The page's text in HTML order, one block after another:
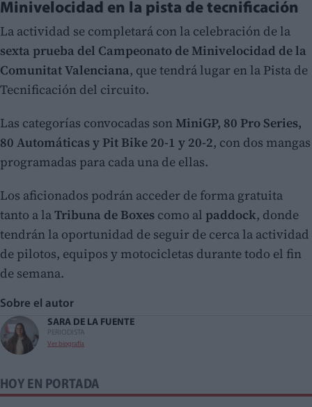
Minivelocidad en la pista de tecnificación
La actividad se completará con la celebración de la
sexta prueba del Campeonato de Minivelocidad de la
Comunitat Valenciana, que tendrá lugar en la Pista de
Tecnificación del circuito.
Las categorías convocadas sonMiniGP, 80 Pro Series,
80 Automáticas y Pit Bike 20-1 y 20-2, con dos mangas
programadas para cada una de ellas.
Los aficionados podrán acceder de forma gratuita
tanto a laTribuna de Boxes como al paddock, donde
tendrán la oportunidad de seguir de cerca la actividad
de pilotos, equipos y motocicletas durante todo el fin
de semana.
Sobre el autor
SARA DE LA FUENTE
PERIODISTA
Ver biografía
HOY EN PORTADA